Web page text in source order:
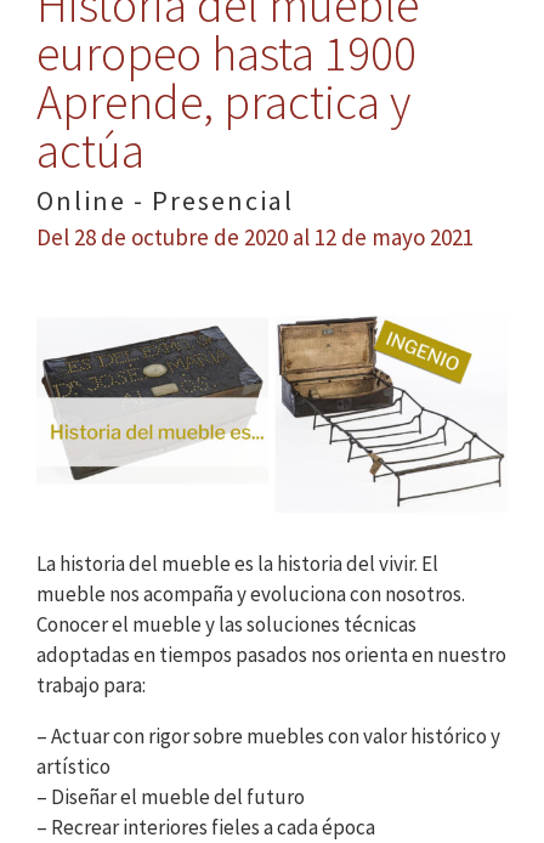
europeo hasta 1900
Aprende, practica y
actúa
Online - Presencial
Del 28 de octubre de 2020 al 12 de mayo 2021
La historia del mueble es la historia del vivir. El
mueble nos acompaña y evoluciona con nosotros.
Conocer el mueble y las soluciones técnicas
adoptadas en tiempos pasados nos orienta en nuestro
trabajo para:
– Actuar con rigor sobre muebles con valor histórico y
artístico
– Diseñar el mueble del futuro
– Recrear interiores fieles a cada época